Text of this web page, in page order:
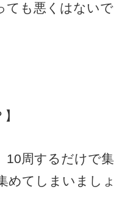
ても悪くはないで
10周するだけで集
めてしまいましょ